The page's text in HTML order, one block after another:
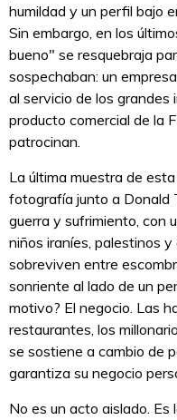
humildad y un perfil bajo
Sin embargo, en los
bueno" se resquebraja
sospechaban: un
al servicio de los grandes
producto comercial de la
patrocinan.
La última muestra de
fotografía junto a Donald
guerra y sufrimiento, con
niños iraníes, palestinos
sobreviven entre
sonriente al lado de un
motivo? El negocio. Las
restaurantes, los
se sostiene a cambio de
garantiza su negocio
No es un acto aislado. Es